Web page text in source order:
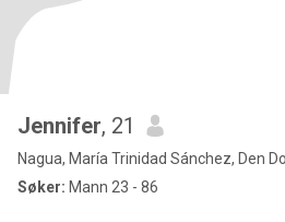
Jennifer, 21
Nagua, María Trinidad Sánchez, Den
Søker: Mann 23 - 86